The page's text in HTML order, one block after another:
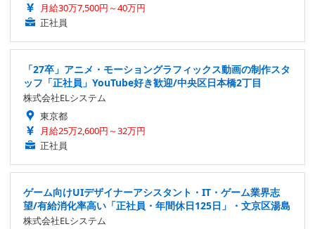
月給30万7,500円～40万円
正社員
「27卒」アニメ・モーショングラフィックス動画の制作スタ
ッフ「正社員」YouTube好き歓迎/中央区日本橋2丁目
株式会社ELシステム
東京都
月給25万2,600円～32万円
正社員
ゲーム向けUIデザイナーアシスタント・IT・ゲーム業界志
望/有給消化率高い「正社員・年間休日125日」・文京区湯島
株式会社ELシステム